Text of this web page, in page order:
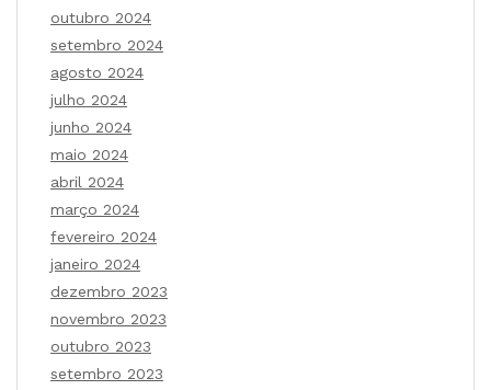
outubro 2024
setembro 2024
agosto 2024
julho 2024
junho 2024
maio 2024
abril 2024
março 2024
fevereiro 2024
janeiro 2024
dezembro 2023
novembro 2023
outubro 2023
setembro 2023